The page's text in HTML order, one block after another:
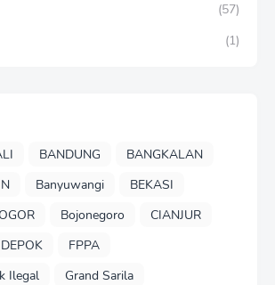
(57)
(1)
BANDUNG
BANGKALAN
Banyuwangi
BEKASI
Bojonegoro
CIANJUR
DEPOK
FPPA
Ilegal
Grand Sarila